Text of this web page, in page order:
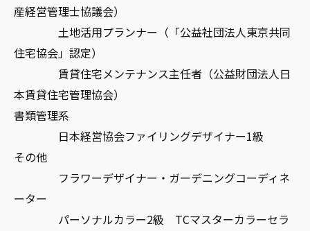
産経営管理士協議会）
土地活用プランナー（「公益社団法人東京共同
住宅協会」認定）
賃貸住宅メンテナンス主任者（公益財団法人日
本賃貸住宅管理協会）
書類管理系
日本経営協会ファイリングデザイナー1級
その他
フラワーデザイナー・ガーデニングコーディネ
ーター
パーソナルカラー2級 TCマスターカラーセラ